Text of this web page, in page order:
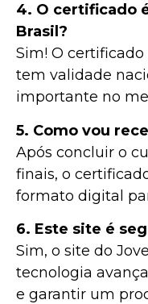
4. O certificado
Brasil?
Sim! O
tem validade
importante no
5. Como vou
Após concluir o
finais, o
formato digital
6. Este site é
Sim, o site do
tecnologia
e garantir um